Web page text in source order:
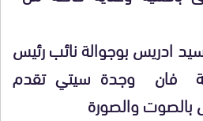
ادريس بوجوالة نائب رئيس
فان وجدة سيتي تقدم
بالصوت والصورة